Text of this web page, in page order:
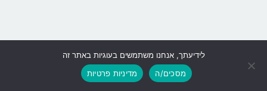
גלילה
לראש
לידיעתך, אנחנו משתמשים בעוגיות באתר זה
מסכים/ה
מדיניות פרטיות